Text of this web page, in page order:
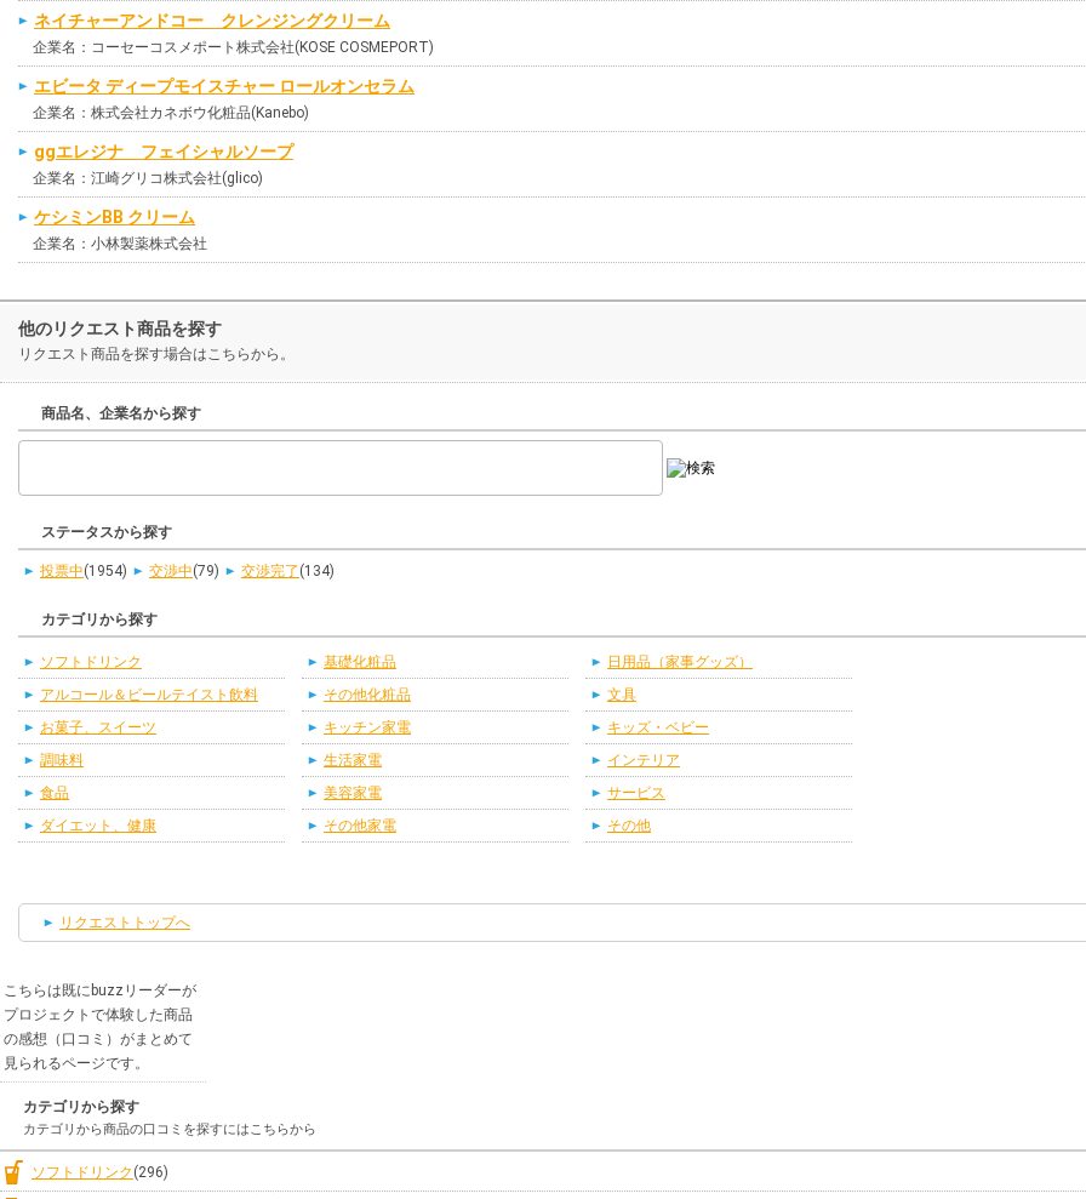
ネイチャーアンドコー クレンジングクリーム
企業名：コーセーコスメポート株式会社(KOSE COSMEPORT)
エビータ ディープモイスチャー ロールオンセラム
企業名：株式会社カネボウ化粧品(Kanebo)
ggエレジナ フェイシャルソープ
企業名：江崎グリコ株式会社(glico)
ケシミンBB クリーム
企業名：小林製薬株式会社
他のリクエスト商品を探す
リクエスト商品を探す場合はこちらから。
商品名、企業名から探す
ステータスから探す
投票中(1954) 交渉中(79) 交渉完了 (134)
カテゴリから探す
ソフトドリンク
アルコール＆ビールテイスト飲料
お菓子、スイーツ
調味料
食品
ダイエット、健康
基礎化粧品
その他化粧品
キッチン家電
生活家電
美容家電
その他家電
日用品（家事グッズ）
文具
キッズ・ベビー
インテリア
サービス
その他
リクエストトップへ
こちらは既にbuzzリーダーが
プロジェクトで体験した商品
の感想（口コミ）がまとめて
見られるページです。
カテゴリから探す
カテゴリから商品の口コミを探すにはこちらから
ソフトドリンク (296)